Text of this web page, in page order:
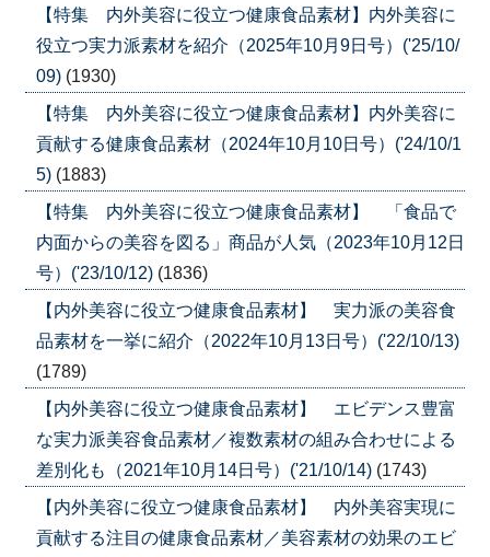
【特集 内外美容に役立つ健康食品素材】内外美容に
役立つ実力派素材を紹介（2025年10月9日号）('25/10/
09) (1930)
【特集 内外美容に役立つ健康食品素材】内外美容に
貢献する健康食品素材（2024年10月10日号）('24/10/1
5) (1883)
【特集 内外美容に役立つ健康食品素材】 「食品で
内面からの美容を図る」商品が人気（2023年10月12日
号）('23/10/12) (1836)
【内外美容に役立つ健康食品素材】 実力派の美容食
品素材を一挙に紹介（2022年10月13日号）('22/10/13)
(1789)
【内外美容に役立つ健康食品素材】 エビデンス豊富
な実力派美容食品素材／複数素材の組み合わせによる
差別化も（2021年10月14日号）('21/10/14) (1743)
【内外美容に役立つ健康食品素材】 内外美容実現に
貢献する注目の健康食品素材／美容素材の効果のエビ